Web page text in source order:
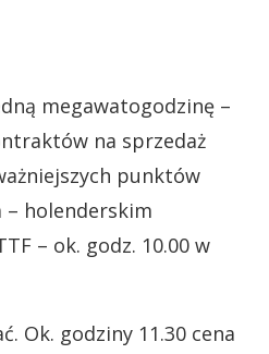
megawatogodzinę –
na sprzedaż
punktów
holenderskim
– ok. godz. 10.00 w
Ok. godziny 11.30 cena